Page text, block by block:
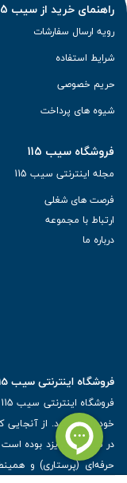
راهنمای خرید از سیب 115
رویه ارسال سفارشات
شرایط استفاده
حریم خصوصی
شیوه های پرداخت
فروشگاه سیب 115
مجله اینترنتی سیب 115
فرصت های شغلی
ارتباط با مجموعه
درباره ما
فروشگاه اینترنتی سیب 115
در شهرجهانی یزد بوده
حرفه‌ای (پرستاری) و